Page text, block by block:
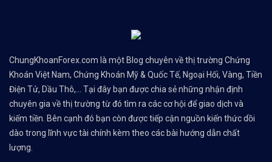
ChungKhoanForex.com là một Blog chuyên về thị trường Chứng
Khoán Việt Nam, Chứng Khoán Mỹ & Quốc Tế, Ngoại Hối, Vàng, Tiền
Điện Tử, Dầu Thô,... Tại đây bạn được chia sẻ những nhận định
chuyên gia về thị trường từ đó tìm ra các cơ hội để giao dịch và
kiếm tiền. Bên cạnh đó bạn còn được tiếp cận nguồn kiến thức dồi
dào trong lĩnh vực tài chính kèm theo các bài hướng dẫn chất
lượng.